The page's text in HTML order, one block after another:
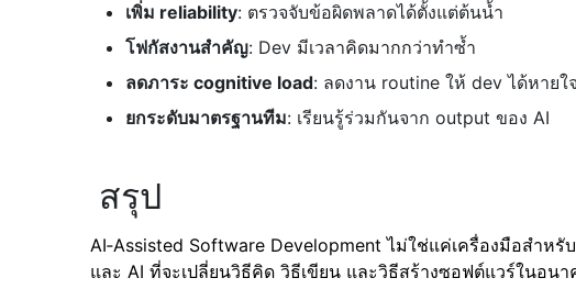
เพิ่ม reliability: ตรวจจับข้อผิดพลาดได้ตั้งแต่ต้นน้ำ
โฟกัสงานสำคัญ: Dev มีเวลาคิดมากกว่าทำซ้ำ
ลดภาระ cognitive load: ลดงาน routine ให้ dev ได้หายใจ
ยกระดับมาตรฐานทีม: เรียนรู้ร่วมกันจาก output ของ AI
สรุป
AI‑Assisted Software Development ไม่ใช่แค่เครื่องมือสำห
และ AI ที่จะเปลี่ยนวิธีคิด วิธีเขียน และวิธีสร้างซอฟต์แวร์ในอนา